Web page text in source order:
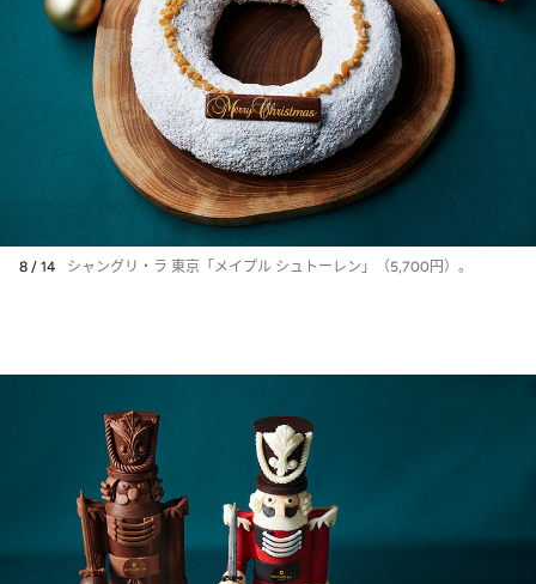
8 / 14 シャングリ・ラ 東京「メイプル シュトーレン」（5,700円）。